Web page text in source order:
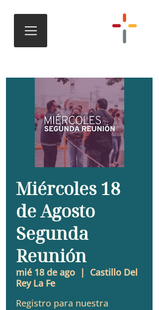
Miércoles 18
de Agosto
Segunda
Reunión
mié 18 de ago
  |
Castillo Del
Rey La Fe
Registro para nuestra